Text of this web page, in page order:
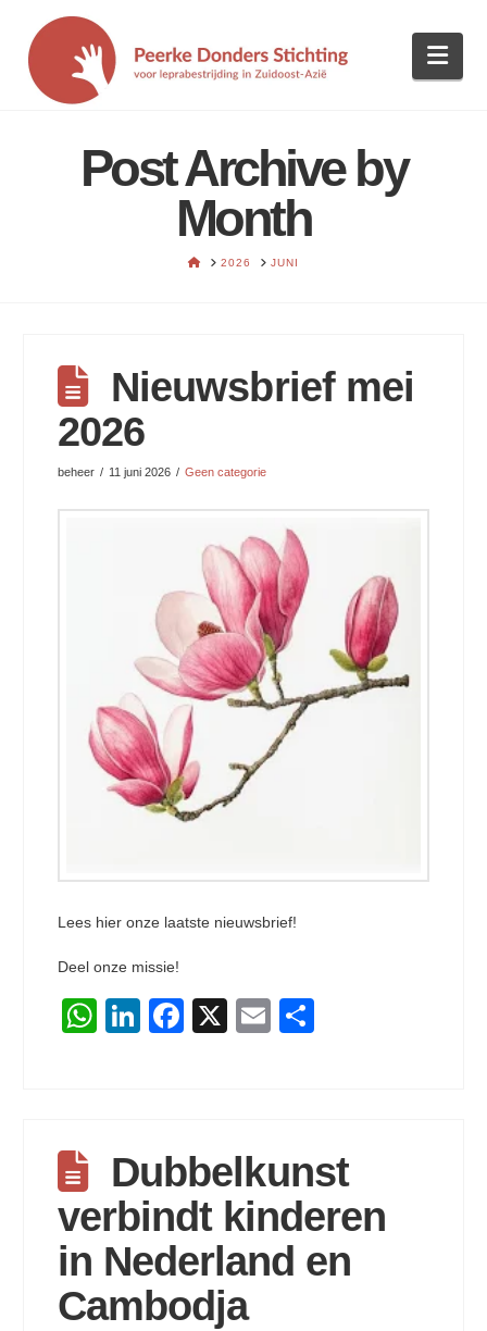
Post Archive by
Month
HOME2026 JUNI
Nieuwsbrief mei
2026
beheer 11 juni 2026 Geen categorie
Lees hier onze laatste nieuwsbrief!
Deel onze missie!
WhatsApp
LinkedIn
Facebook
X Email
Dubbelkunst
verbindt kinderen
in Nederland en
Cambodja